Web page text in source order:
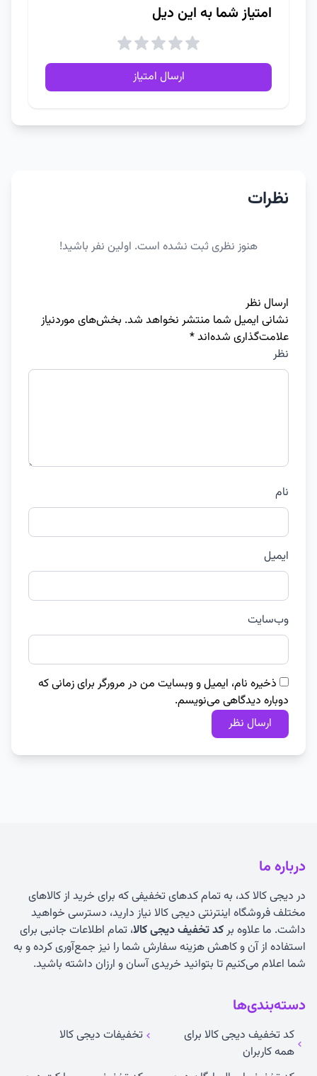
امتیاز شما به این دیل
ارسال امتیاز
نظرات
هنوز نظری ثبت نشده است. اولین نفر باشید!
ارسال نظر
نشانی ایمیل شما منتشر نخواهد شد. بخش‌های موردنیاز
علامت‌گذاری شده‌اند*
نظر
نام
ایمیل
وب‌سایت
ذخیره نام، ایمیل و وبسایت من در مرورگر برای زمانی که
دوباره دیدگاهی می‌نویسم.
درباره ما
در دیجی کالا کد، به تمام کدهای تخفیفی که برای خرید از کالاهای
مختلف فروشگاه اینترنتی دیجی کالا نیاز دارید، دسترسی خواهید
داشت. ما علاوه برکد تخفیف دیجی کالا، تمام اطلاعات جانبی برای
استفاده از آن و کاهش هزینه سفارش شما را نیز جمع‌آوری کرده و به
شما اعلام می‌کنیم تا بتوانید خریدی آسان و ارزان داشته باشید.
دسته‌بندی‌ها
کد تخفیف دیجی کالا برای
همه کاربران
تخفیفات دیجی کالا